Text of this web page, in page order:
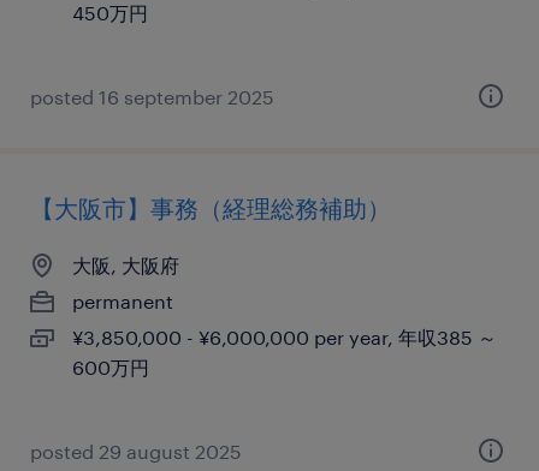
450万円
posted 16 september 2025
【大阪市】事務（経理総務補助）
大阪, 大阪府
permanent
¥3,850,000 - ¥6,000,000 per year, 年収385 ～
600万円
posted 29 august 2025